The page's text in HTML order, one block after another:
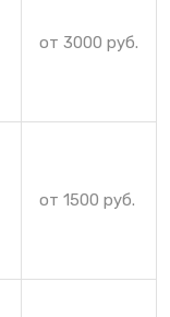
от 3000 руб.
от 1500 руб.